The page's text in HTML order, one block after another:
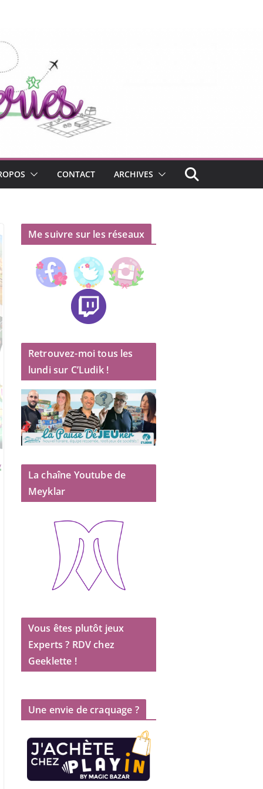
CONTACT ARCHIVES
Me suivre sur les réseaux
Retrouvez-moi tous les
lundi sur C’Ludik !
La chaîne Youtube de
Meyklar
Vous êtes plutôt jeux
Experts ? RDV chez
Geeklette !
Une envie de craquage ?